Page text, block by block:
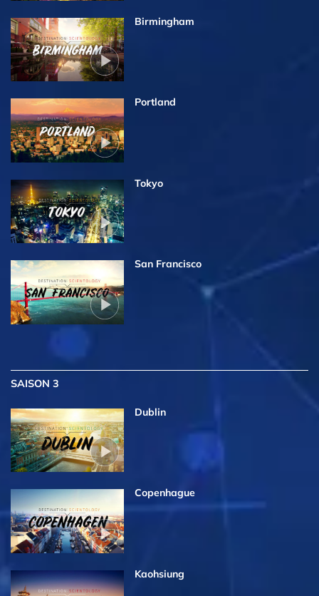
Birmingham
Portland
Tokyo
San Francisco
SAISON 3
Dublin
Copenhague
Kaohsiung